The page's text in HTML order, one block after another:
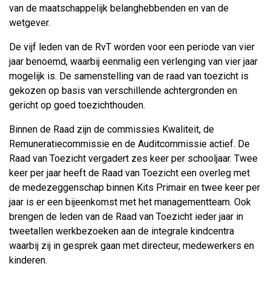
van de maatschappelijk belanghebbenden en van de
wetgever.
De vijf leden van de RvT worden voor een periode van vier
jaar benoemd, waarbij eenmalig een verlenging van vier jaar
mogelijk is. De samenstelling van de raad van toezicht is
gekozen op basis van verschillende achtergronden en
gericht op goed toezichthouden.
Binnen de Raad zijn de commissies Kwaliteit, de
Remuneratiecommissie en de Auditcommissie actief. De
Raad van Toezicht vergadert zes keer per schooljaar. Twee
keer per jaar heeft de Raad van Toezicht een overleg met
de medezeggenschap binnen Kits Primair en twee keer per
jaar is er een bijeenkomst met het managementteam. Ook
brengen de leden van de Raad van Toezicht ieder jaar in
tweetallen werkbezoeken aan de integrale kindcentra
waarbij zij in gesprek gaan met directeur, medewerkers en
kinderen.